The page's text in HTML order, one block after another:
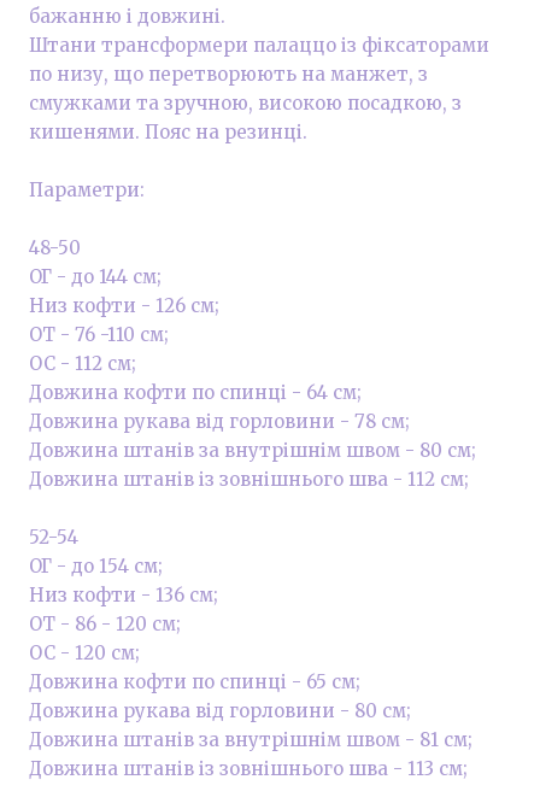
бажанню і довжині.
Штани трансформери палаццо із фіксаторами
по низу, що перетворюють на манжет, з
смужками та зручною, високою посадкою, з
кишенями. Пояс на резинці.
Параметри:
48-50
ОГ - до 144 см;
Низ кофти - 126 см;
ОТ - 76 -110 см;
ОС - 112 см;
Довжина кофти по спинці - 64 см;
Довжина рукава від горловини - 78 см;
Довжина штанів за внутрішнім швом - 80 см;
Довжина штанів із зовнішнього шва - 112 см;
52-54
ОГ - до 154 см;
Низ кофти - 136 см;
ОТ - 86 - 120 см;
ОС - 120 см;
Довжина кофти по спинці - 65 см;
Довжина рукава від горловини - 80 см;
Довжина штанів за внутрішнім швом - 81 см;
Довжина штанів із зовнішнього шва - 113 см;